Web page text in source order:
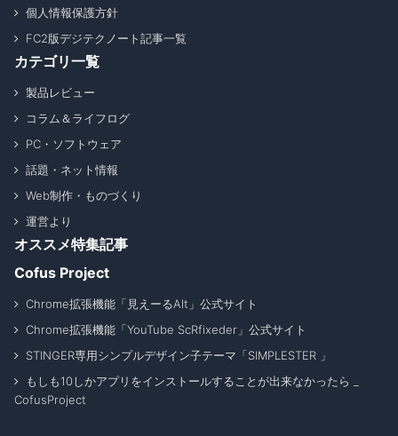
個人情報保護方針
FC2版デジテクノート記事一覧
カテゴリ一覧
製品レビュー
コラム＆ライフログ
PC・ソフトウェア
話題・ネット情報
Web制作・ものづくり
運営より
オススメ特集記事
Cofus Project
Chrome拡張機能「見えーるAlt」公式サイト
Chrome拡張機能「YouTube ScRfixeder」公式サイト
STINGER専用シンプルデザイン子テーマ「SIMPLESTER 」
もしも10しかアプリをインストールすることが出来なかったら _
CofusProject